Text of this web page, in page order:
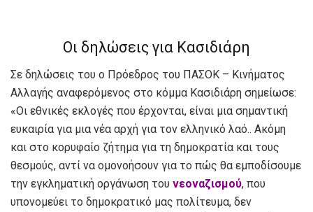
Οι δηλώσεις για Κασιδιάρη
Σε δηλώσεις του ο Πρόεδρος του ΠΑΣΟΚ – Κινήματος
Αλλαγής αναφερόμενος στο κόμμα Κασιδιάρη σημείωσε:
«Οι εθνικές εκλογές που έρχονται, είναι μια σημαντική
ευκαιρία για μια νέα αρχή για τον ελληνικό λαό.. Ακόμη
και στο κορυφαίο ζήτημα για τη δημοκρατία και τους
θεσμούς, αντί να ομονοήσουν για το πώς θα εμποδίσουμε
την εγκληματική οργάνωση του νεοναζισμού, που
υπονομεύει το δημοκρατικό μας πολίτευμα, δεν